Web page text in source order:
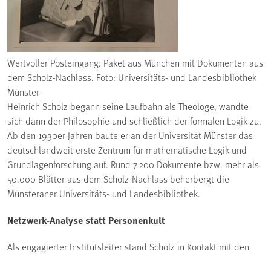
Wertvoller Posteingang: Paket aus München mit Dokumenten aus
dem Scholz-Nachlass. Foto: Universitäts- und Landesbibliothek
Münster
Heinrich Scholz begann seine Laufbahn als Theologe, wandte
sich dann der Philosophie und schließlich der formalen Logik zu.
Ab den 1930er Jahren baute er an der Universität Münster das
deutschlandweit erste Zentrum für mathematische Logik und
Grundlagenforschung auf. Rund 7.200 Dokumente bzw. mehr als
50.000 Blätter aus dem Scholz-Nachlass beherbergt die
Münsteraner Universitäts- und Landesbibliothek.
Netzwerk-Analyse statt Personenkult
Als engagierter Institutsleiter stand Scholz in Kontakt mit den